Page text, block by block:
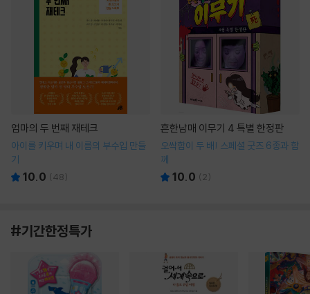
엄마의 두 번째 재테크
아이를 키우며 내 이름의 부수입 만들
기
10.0 (48)
흔한남매 이무기 4 특별 한정판
오싹함이 두 배! 스페셜 굿즈 6종과 함
께
10.0 ( 2)
#기간한정특가